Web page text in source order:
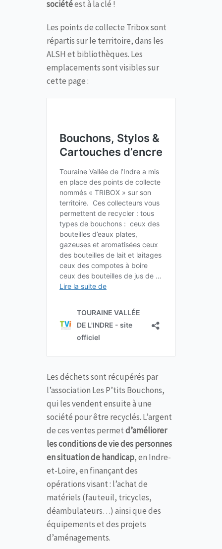
sociétéest à la clé !
Les points de collecte Tribox sont
répartis sur le territoire, dans les
ALSH et bibliothèques. Les
emplacements sont visibles sur
cette page :
Les déchets sont récupérés par
l’association Les P’tits Bouchons,
qui les vendent ensuite à une
société pour être recyclés. L’argent
de ces ventes permetd’améliorer
les conditions de vie des personnes
en situation de handicap, en Indre-
et-Loire, en finançant des
opérations visant : l’achat de
matériels (fauteuil, tricycles,
déambulateurs…) ainsi que des
équipements et des projets
d’aménagements.